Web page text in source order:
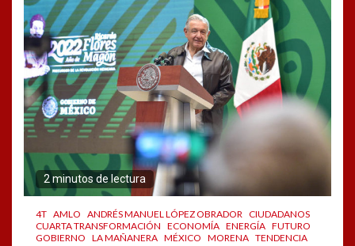
2 minutos de lectura
4T AMLO ANDRÉS MANUEL LÓPEZ OBRADOR CIUDADANOS
CUARTA TRANSFORMACIÓN ECONOMÍA ENERGÍA FUTURO
GOBIERNO LA MAÑANERA MÉXICO MORENA TENDENCIA